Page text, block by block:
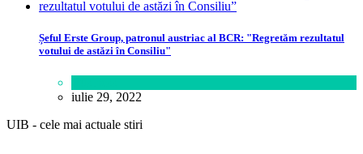
Șeful Erste Group, patronul austriac al BCR: "Regretăm rezultatul
votului de astăzi în Consiliu"
iulie 29, 2022
UIB - cele mai actuale stiri